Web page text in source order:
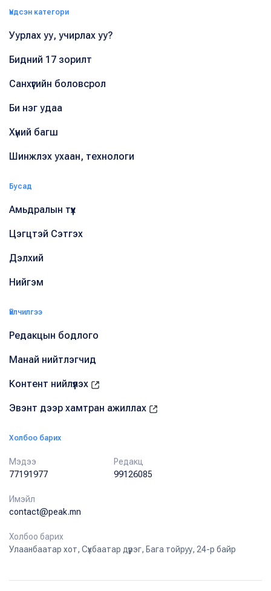
Үндсэн категори
Уурлах уу, учирлах уу?
Бидний 17 зорилт
Санхүүгийн боловсрол
Би нэг удаа
Хүний багш
Шинжлэх ухаан, технологи
Бусад
Амьдралын түүх
Цэгцтэй Сэтгэх
Дэлхий
Нийгэм
Үйлчилгээ
Редакцын бодлого
Манай нийтлэгчид
Контент нийлүүлэх
Эвэнт дээр хамтран ажиллах
Холбоо барих
Мэдээ
77191977
Редакц
99126085
Имэйл
contact@peak.mn
Холбоо барих
Улаанбаатар хот, Сүхбаатар дүүрэг, Бага тойруу, 24-р байр